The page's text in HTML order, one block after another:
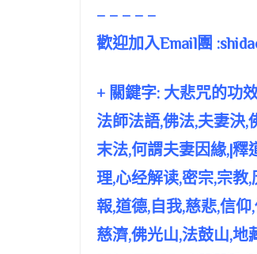
– – – – –
歡迎加入Email團 :
+ 關鍵字: 大悲咒的功
法師法語,佛法,夫妻決,
末法,何謂夫妻因緣,|釋
理,心经解读,密宗,宗教
報,道德,自我,慈悲,信
慈濟,佛光山,法鼓山,地